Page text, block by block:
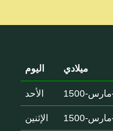
ميلادي اليوم
الأحد
الإثنين